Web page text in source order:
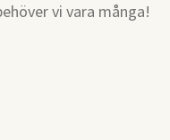
vi vara många!